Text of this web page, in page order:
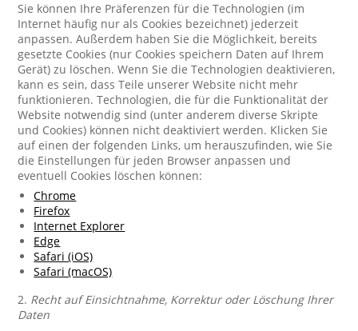
Sie können Ihre Präferenzen für die Technologien (im
Internet häufig nur als Cookies bezeichnet) jederzeit
anpassen. Außerdem haben Sie die Möglichkeit, bereits
gesetzte Cookies (nur Cookies speichern Daten auf Ihrem
Gerät) zu löschen. Wenn Sie die Technologien deaktivieren,
kann es sein, dass Teile unserer Website nicht mehr
funktionieren. Technologien, die für die Funktionalität der
Website notwendig sind (unter anderem diverse Skripte
und Cookies) können nicht deaktiviert werden. Klicken Sie
auf einen der folgenden Links, um herauszufinden, wie Sie
die Einstellungen für jeden Browser anpassen und
eventuell Cookies löschen können:
Chrome
Firefox
Internet Explorer
Edge
Safari (iOS)
Safari (macOS)
2. Recht auf Einsichtnahme, Korrektur oder Löschung Ihrer
Daten